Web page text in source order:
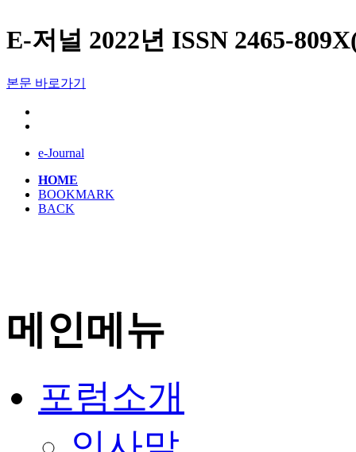
E-저널 2022년 ISSN 2465-
본문 바로가기
e-Journal
HOME
BOOKMARK
BACK
메인메뉴
포럼소개